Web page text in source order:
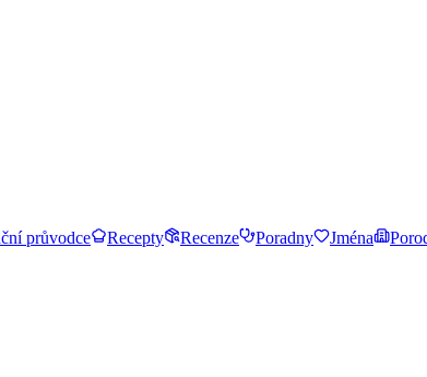
průvodce Recepty Recenze Poradny Jména